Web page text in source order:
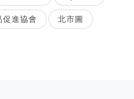
促進協會 北市圖